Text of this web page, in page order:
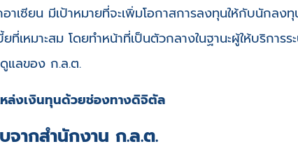
เซียน มีเป้าหมายที่จะเพิ่มโอกาสการลงทุนให้กับนักลง
หมาะสม โดยทำหน้าที่เป็นตัวกลางในฐานะผู้ให้บริการ
แลของ ก.ล.ต.
หล่งเงินทุนด้วยช่องทางดิจิตัล
จากสำนักงาน ก.ล.ต.